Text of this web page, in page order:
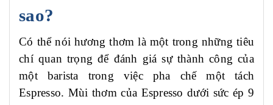
sao?
Có thể nói hương thơm là một trong những tiêu
chí quan trọng để đánh giá sự thành công của
một barista trong việc pha chế một tách
Espresso. Mùi thơm của Espresso dưới sức ép 9